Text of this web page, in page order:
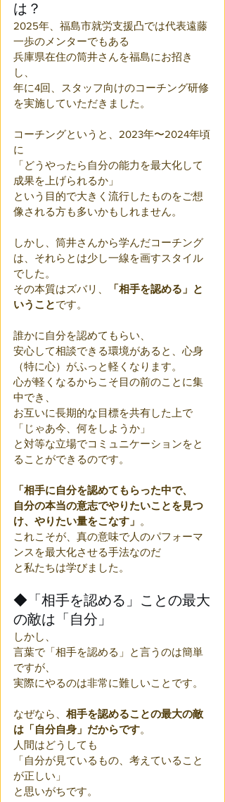
は？
2025年、福島市就労支援凸では代表遠藤
一歩のメンターでもある
兵庫県在住の筒井さんを福島にお招き
し、
年に4回、スタッフ向けのコーチング研修
を実施していただきました。
コーチングというと、2023年〜2024年頃
に
「どうやったら自分の能力を最大化して
成果を上げられるか」
という目的で大きく流行したものをご想
像される方も多いかもしれません。
しかし、筒井さんから学んだコーチング
は、それらとは少し一線を画すスタイル
でした。
その本質はズバリ、
「相手を認める」と
いうことです。
誰かに自分を認めてもらい、
安心して相談できる環境があると、心身
（特に心）がふっと軽くなります。
心が軽くなるからこそ目の前のことに集
中でき、
お互いに長期的な目標を共有した上で
「じゃあ今、何をしようか」
と対等な立場でコミュニケーションをと
ることができるのです。
「相手に自分を認めてもらった中で、
自分の本当の意志でやりたいことを見つ
け、やりたい量をこなす」 。
これこそが、真の意味で人のパフォーマ
ンスを最大化させる手法なのだ
と私たちは学びました。
◆「相手を認める」ことの最大
の敵は「自分」
しかし、
言葉で「相手を認める」と言うのは簡単
ですが、
実際にやるのは非常に難しいことです。
なぜなら、 相手を認めることの最大の敵
は「自分自身」だからです。
人間はどうしても
「自分が見ているもの、考えていること
が正しい」
と思いがちです。